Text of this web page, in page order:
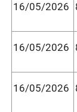
16/05/2026
16/05/2026
16/05/2026